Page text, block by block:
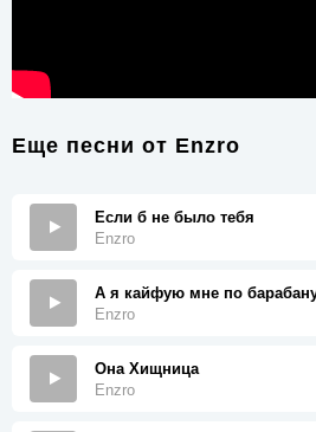
Еще песни от Enzro
Если б не было тебя
Enzro
А я кайфую мне по
Enzro
Она Хищница
Enzro